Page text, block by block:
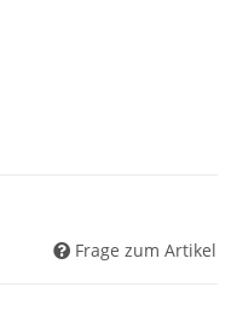
Frage zum Artikel